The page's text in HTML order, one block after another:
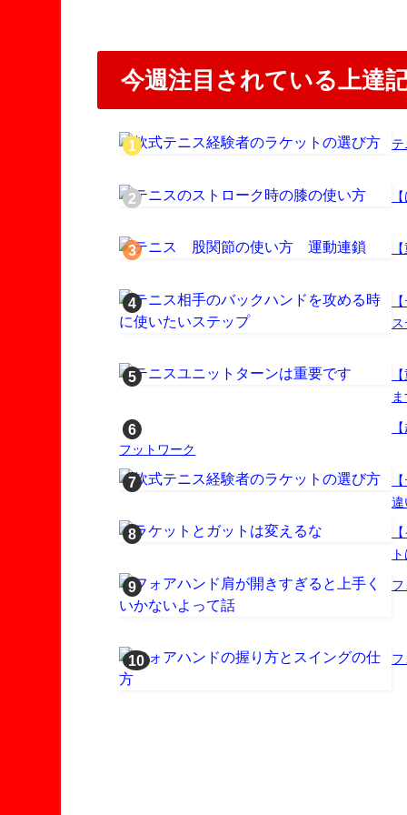
今週注目されている上達
フットワーク
違